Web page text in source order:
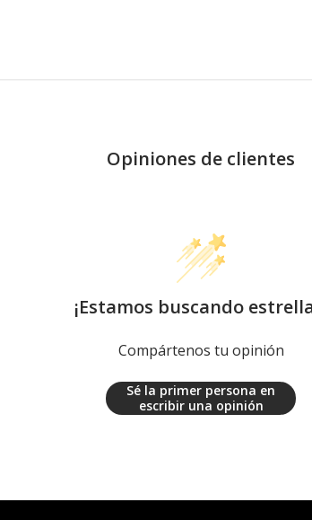
Opiniones de clientes
¡Estamos buscando
Compártenos tu opinión
Sé la primer persona en
escribir una opinión